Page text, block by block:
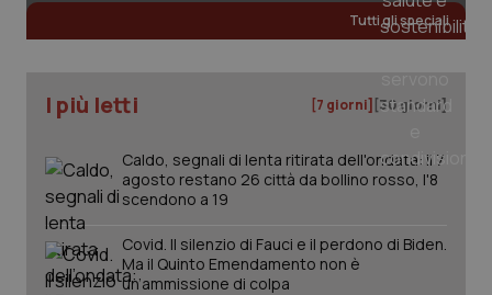
Tutti gli speciali
I più letti [7 giorni] [30 giorni]
Caldo, segnali di lenta ritirata dell'ondata: il 7
agosto restano 26 città da bollino rosso, l'8
scendono a 19
Covid. Il silenzio di Fauci e il perdono di Biden.
Ma il Quinto Emendamento non è
un’ammissione di colpa
PHPSESSID
PHP.net
www.quotidianosanita.it